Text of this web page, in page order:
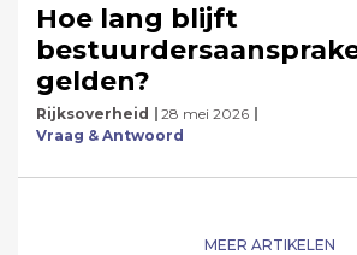
Hoe lang blijft
gelden?
Rijksoverheid
28 mei 2026
Vraag & Antwoord
MEER ARTIKELEN